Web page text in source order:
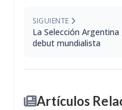
SIGUIENTE
La Selección
debut mundialista
Artículos